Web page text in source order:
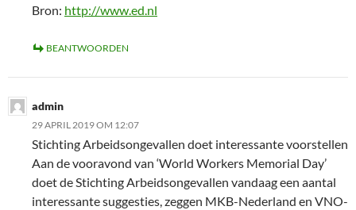
Bron: http://www.ed.nl
BEANTWOORDEN
admin
29 APRIL 2019 OM 12:07
Stichting Arbeidsongevallen doet interessante voorstellen
Aan de vooravond van ‘World Workers Memorial Day’
doet de Stichting Arbeidsongevallen vandaag een aantal
interessante suggesties, zeggen MKB-Nederland en VNO-